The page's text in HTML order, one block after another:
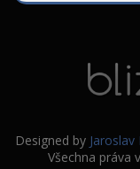
Designed by
Všechna práva